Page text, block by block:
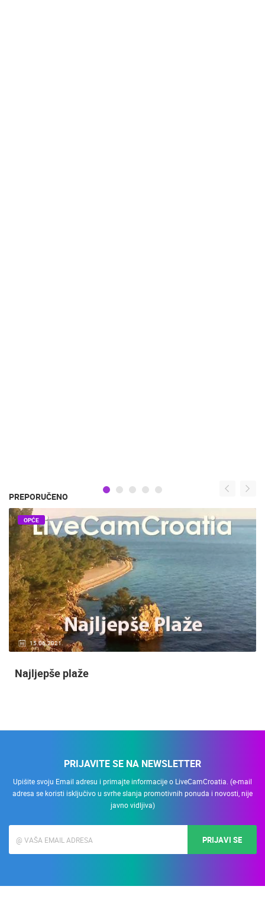
PREPORUČENO
20.01.2021. 3 KAMERA(E)
OPĆE
Nadzor kuće!
PRIJAVITE SE NA NEWSLETTER
Upišite svoju Email adresu i primajte informacije o LiveCamCroatia. (e-mail
adresa se koristi isključivo u svrhe slanja promotivnih ponuda i novosti, nije
javno vidljiva)
PRIJAVI SE